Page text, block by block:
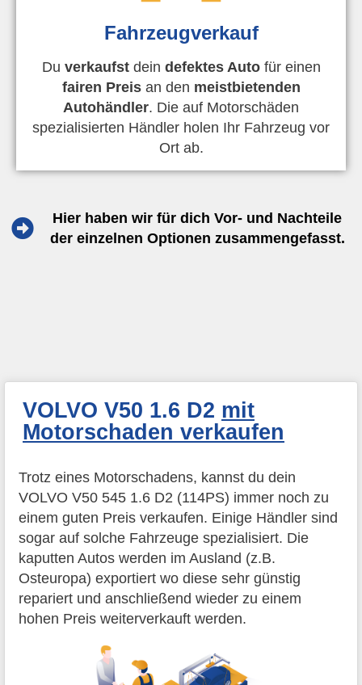
Fahrzeugverkauf
Du verkaufstdein defektes Autofür einen
fairen Preisan den meistbietenden
Autohändler. Die auf Motorschäden
spezialisierten Händler holen Ihr Fahrzeug vor
Ort ab.
Hier haben wir für dich Vor- und Nachteile
der einzelnen Optionen zusammengefasst.
VOLVO V50 1.6 D2 mit
Motorschaden verkaufen
Trotz eines Motorschadens, kannst du dein
VOLVO V50 545 1.6 D2 (114PS) immer noch zu
einem guten Preis verkaufen. Einige Händler sind
sogar auf solche Fahrzeuge spezialisiert. Die
kaputten Autos werden im Ausland (z.B.
Osteuropa) exportiert wo diese sehr günstig
repariert und anschließend wieder zu einem
hohen Preis weiterverkauft werden.